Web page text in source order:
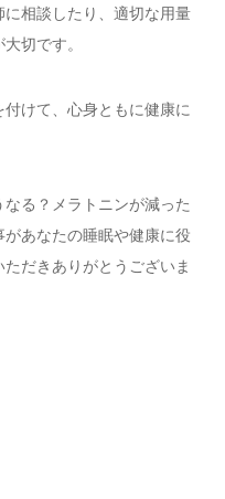
相談したり、適切な用量
切です。
けて、心身ともに健康に
る？メラトニンが減った
あなたの睡眠や健康に役
だきありがとうございま